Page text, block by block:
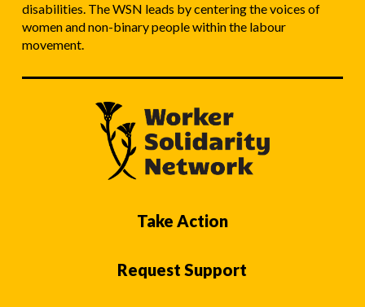
disabilities. The WSN leads by centering the voices of
women and non-binary people within the labour
movement.
Take Action
Request Support